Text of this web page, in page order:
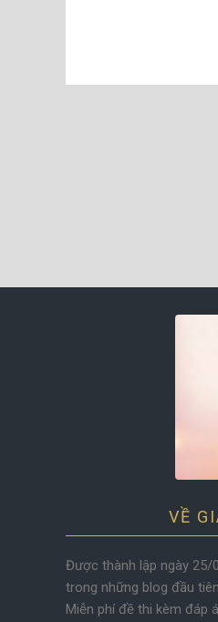
VỀ
Được thành lập ngày 25/
trong những blog đầu
Miễn phí đề thi kèm đáp